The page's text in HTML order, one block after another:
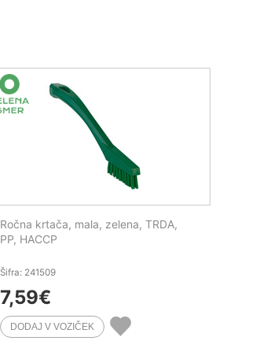
Ročna krtača, mala, zelena, TRDA,
PP, HACCP
Šifra: 241509
7,59€